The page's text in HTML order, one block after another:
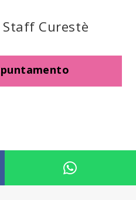
Curestè